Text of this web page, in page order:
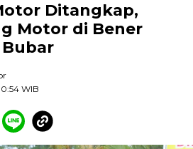
Ditangkap,
Motor di Bener
Bubar
WIB